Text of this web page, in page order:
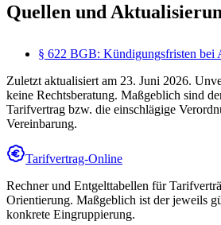
Quellen und
§ 622 BGB: Kündigungsfristen bei
Zuletzt aktualisiert am 23. Juni 2026.
keine Rechtsberatung. Maßgeblich sind
Tarifvertrag bzw. die einschlägige
Vereinbarung.
Tarifvertrag-Online
Rechner und Entgelttabellen für
Orientierung. Maßgeblich ist der jeweils
konkrete Eingruppierung.